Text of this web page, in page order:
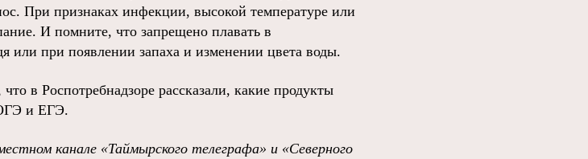
При признаках инфекции, высокой температуре или
И помните, что запрещено плавать в
или при появлении запаха и изменении цвета воды.
что в Роспотребнадзоре рассказали, какие продукты
и ЕГЭ.
канале «Таймырского телеграфа» и «Северного